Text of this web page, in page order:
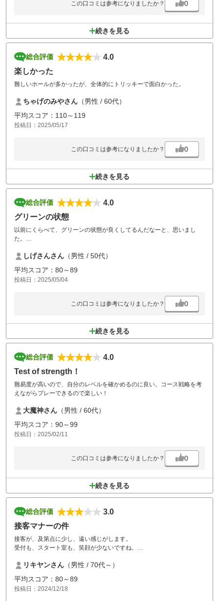
この口コミは参考になりましたか？ 0
続きを見る
総合評価
4.0
楽しかった
難しいホールが多かったが、全体的にトリッキーで面白かった。
ちゃげのみやさん （男性 / 60代）
平均スコア：110～119
投稿日：2025/05/17
この口コミは参考になりましたか？ 0
続きを見る
総合評価
4.0
グリーンの状態
以前にくらべて、グリーンの状態が良くしてるんだなーと、思いまし
た。
しげさんさん （男性 / 50代）
平均スコア：80～89
投稿日：2025/05/04
この口コミは参考になりましたか？ 0
続きを見る
総合評価
4.0
Test of strength！
難易度が高いので、自分のレベルを確かめるのに良い。コース戦略を考
えながらプレーできるので楽しい！
大魔神さん （男性 / 60代）
平均スコア：90～99
投稿日：2025/02/11
この口コミは参考になりましたか？ 0
続きを見る
総合評価
3.0
接客マナーの件
接客が、及第点に少し、遠い感じがします。
受付も、スタート室も、笑顔が少ないですね。
ラフが荒い感じがします。
笑顔が戻れば、素晴らしいゴルフ場になります。
トイレの個室が狭いので、入りづらい。
リキヤンさん （男性 / 70代～）
平均スコア：80～89
投稿日：2024/12/18